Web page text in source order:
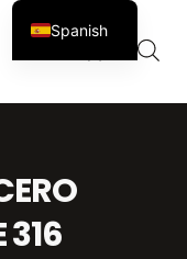
Carro
0
316
Spanish